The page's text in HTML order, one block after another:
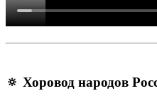
🔅 Хоровод народов